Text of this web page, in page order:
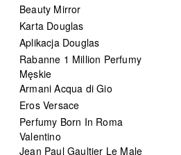
Beauty Mirror
Karta Douglas
Aplikacja Douglas
Rabanne 1 Million Perfumy
Męskie
Armani Acqua di Gio
Eros Versace
Perfumy Born In Roma
Valentino
Jean Paul Gaultier Le Male